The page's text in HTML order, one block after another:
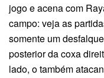
jogo e acena com
campo: veja as
somente um
posterior da coxa
lado, o também